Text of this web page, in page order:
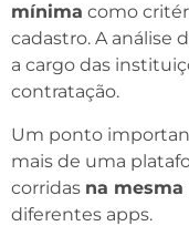
mínima como
cadastro. A análise
a cargo das
contratação.
Um ponto
mais de uma
corridas na
diferentes apps.